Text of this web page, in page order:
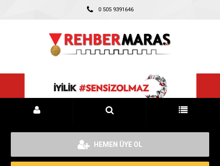
0 505 9391646
HEMEN ÜYE OL